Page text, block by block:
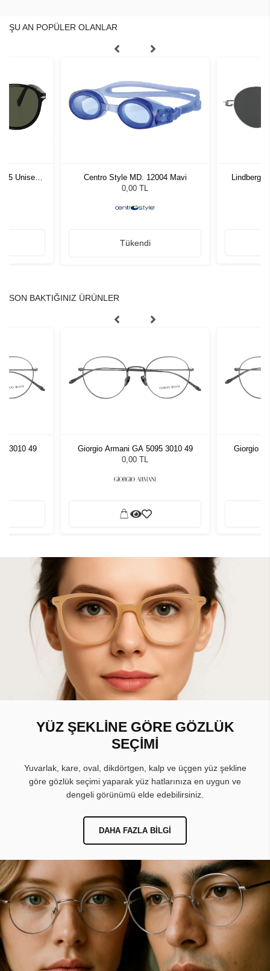
ŞU AN POPÜLER OLANLAR
55 Unisex
Centro Style MD. 12004 Mavi
0,00 TL
Tükendi
Lindberg
SON BAKTIĞINIZ ÜRÜNLER
3010 49
Giorgio Armani GA 5095 3010 49
0,00 TL
Giorgio
YÜZ ŞEKLİNE GÖRE GÖZLÜK
SEÇİMİ
Yuvarlak, kare, oval, dikdörtgen, kalp ve üçgen yüz şekline
göre gözlük seçimi yaparak yüz hatlarınıza en uygun ve
dengeli görünümü elde edebilirsiniz.
DAHA FAZLA BILGI